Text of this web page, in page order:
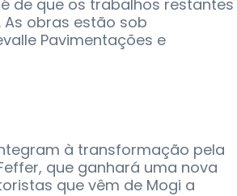
de que os trabalhos restantes
obras estão sob
Pavimentações e
à transformação pela
que ganhará uma nova
que vêm de Mogi a